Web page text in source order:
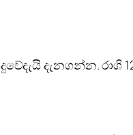
දැනගන්න. රාශි